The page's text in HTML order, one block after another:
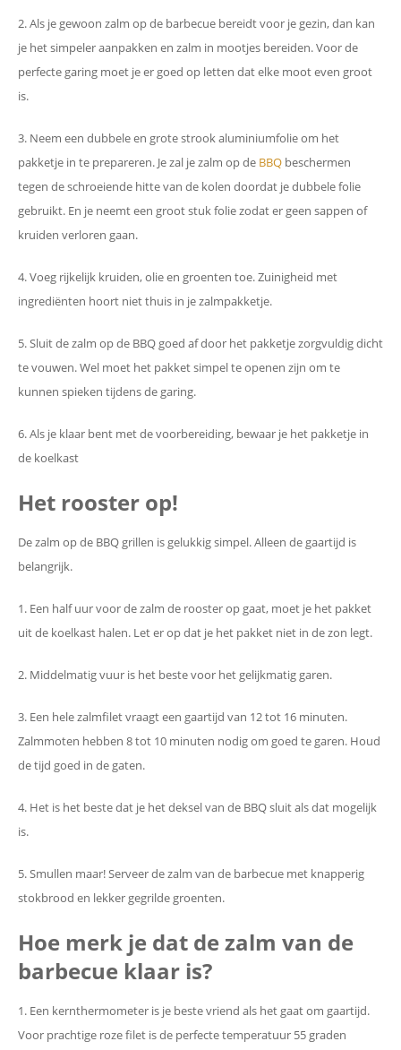
2. Als je gewoon zalm op de barbecue bereidt voor je gezin, dan kan
je het simpeler aanpakken en zalm in mootjes bereiden. Voor de
perfecte garing moet je er goed op letten dat elke moot even groot
is.
3. Neem een dubbele en grote strook aluminiumfolie om het
pakketje in te prepareren. Je zal je zalm op de BBQ beschermen
tegen de schroeiende hitte van de kolen doordat je dubbele folie
gebruikt. En je neemt een groot stuk folie zodat er geen sappen of
kruiden verloren gaan.
4. Voeg rijkelijk kruiden, olie en groenten toe. Zuinigheid met
ingrediënten hoort niet thuis in je zalmpakketje.
5. Sluit de zalm op de BBQ goed af door het pakketje zorgvuldig dicht
te vouwen. Wel moet het pakket simpel te openen zijn om te
kunnen spieken tijdens de garing.
6. Als je klaar bent met de voorbereiding, bewaar je het pakketje in
de koelkast
Het rooster op!
De zalm op de BBQ grillen is gelukkig simpel. Alleen de gaartijd is
belangrijk.
1. Een half uur voor de zalm de rooster op gaat, moet je het pakket
uit de koelkast halen. Let er op dat je het pakket niet in de zon legt.
2. Middelmatig vuur is het beste voor het gelijkmatig garen.
3. Een hele zalmfilet vraagt een gaartijd van 12 tot 16 minuten.
Zalmmoten hebben 8 tot 10 minuten nodig om goed te garen. Houd
de tijd goed in de gaten.
4. Het is het beste dat je het deksel van de BBQ sluit als dat mogelijk
is.
5. Smullen maar! Serveer de zalm van de barbecue met knapperig
stokbrood en lekker gegrilde groenten.
Hoe merk je dat de zalm van de
barbecue klaar is?
1. Een kernthermometer is je beste vriend als het gaat om gaartijd.
Voor prachtige roze filet is de perfecte temperatuur 55 graden